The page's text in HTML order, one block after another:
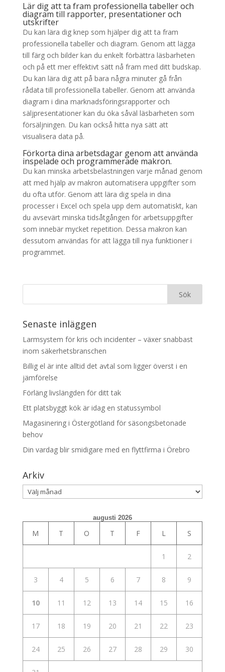
Lär dig att ta fram professionella tabeller och
diagram till rapporter, presentationer och
utskrifter
Du kan lära dig knep som hjälper dig att ta fram
professionella tabeller och diagram. Genom att lägga
till färg och bilder kan du enkelt förbättra läsbarheten
och på ett mer effektivt sätt nå fram med ditt budskap.
Du kan lära dig att på bara några minuter gå från
rådata till professionella tabeller. Genom att använda
diagram i dina marknadsföringsrapporter och
säljpresentationer kan du öka såväl läsbarheten som
försäljningen. Du kan också hitta nya sätt att
visualisera data på.
Förkorta dina arbetsdagar genom att använda
inspelade och programmerade makron.
Du kan minska arbetsbelastningen varje månad genom
att med hjälp av makron automatisera uppgifter som
du ofta utför. Genom att lära dig spela in dina
processer i Excel och spela upp dem automatiskt, kan
du avsevärt minska tidsåtgången för arbetsuppgifter
som innebär mycket repetition. Dessa makron kan
dessutom användas för att lägga till nya funktioner i
programmet.
Senaste inläggen
Larmsystem för kris och incidenter – växer snabbast
inom säkerhetsbranschen
Billig el är inte alltid det avtal som ligger överst i en
jämförelse
Förläng livslängden för ditt tak
Ett platsbyggt kök är idag en statussymbol
Magasinering i Östergötland för säsongsbetonade
behov
Din vardag blir smidigare med en flyttfirma i Örebro
Arkiv
Arkiv
augusti 2026
M T O T F L S
1 2
3 4 5 6 7 8 9
10 11 12 13 14 15 16
17 18 19 20 21 22 23
24 25 26 27 28 29 30